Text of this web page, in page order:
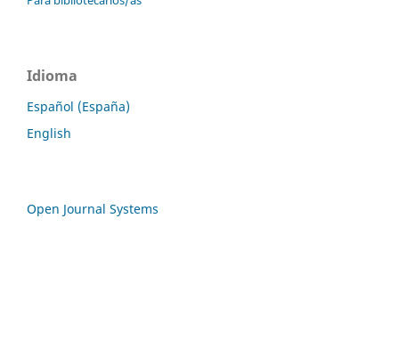
Idioma
Español (España)
English
Open Journal Systems